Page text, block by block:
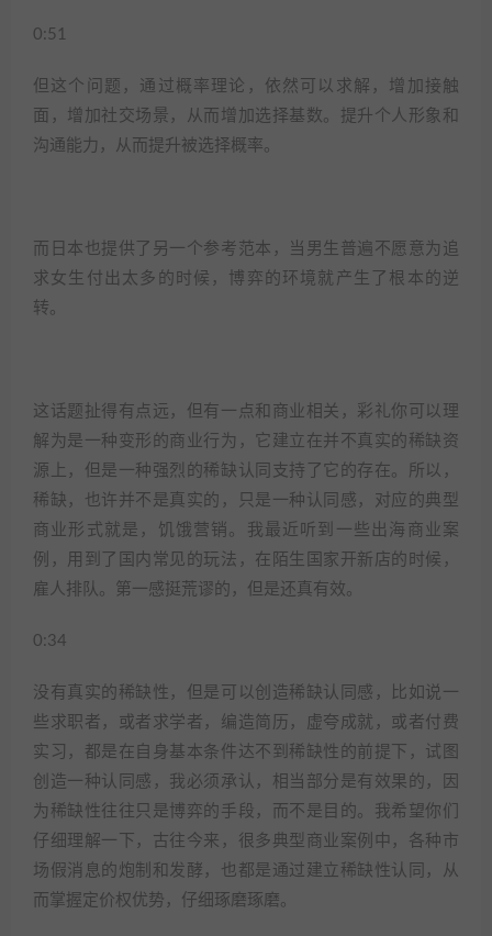
0:51
但这个问题，通过概率理论，依然可以求解，增加接触
面，增加社交场景，从而增加选择基数。提升个人形象和
沟通能力，从而提升被选择概率。
而日本也提供了另一个参考范本，当男生普遍不愿意为追
求女生付出太多的时候，博弈的环境就产生了根本的逆
转。
这话题扯得有点远，但有一点和商业相关，彩礼你可以理
解为是一种变形的商业行为，它建立在并不真实的稀缺资
源上，但是一种强烈的稀缺认同支持了它的存在。所以，
稀缺，也许并不是真实的，只是一种认同感，对应的典型
商业形式就是，饥饿营销。我最近听到一些出海商业案
例，用到了国内常见的玩法，在陌生国家开新店的时候，
雇人排队。第一感挺荒谬的，但是还真有效。
0:34
没有真实的稀缺性，但是可以创造稀缺认同感，比如说一
些求职者，或者求学者，编造简历，虚夸成就，或者付费
实习，都是在自身基本条件达不到稀缺性的前提下，试图
创造一种认同感，我必须承认，相当部分是有效果的，因
为稀缺性往往只是博弈的手段，而不是目的。我希望你们
仔细理解一下，古往今来，很多典型商业案例中，各种市
场假消息的炮制和发酵，也都是通过建立稀缺性认同，从
而掌握定价权优势，仔细琢磨琢磨。